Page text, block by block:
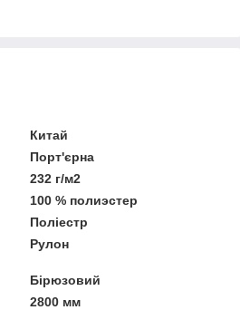
Китай
Порт'єрна
232 г/м2
100 % полиэстер
Поліестр
Рулон
Бірюзовий
2800 мм